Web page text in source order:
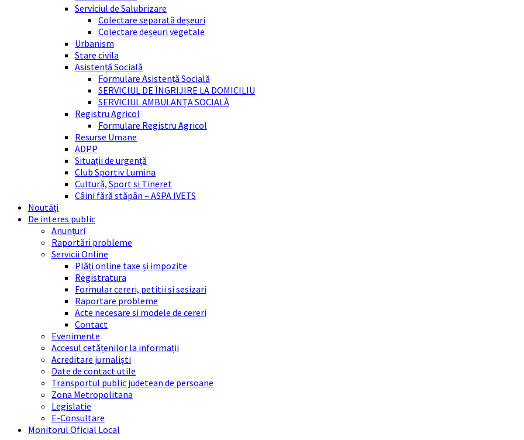
Serviciul de Salubrizare
Colectare separată deșeuri
Colectare deșeuri vegetale
Urbanism
Stare civila
Asistență Socială
Formulare Asistență Socială
SERVICIUL DE ÎNGRIJIRE LA DOMICILIU
SERVICIUL AMBULANȚA SOCIALĂ
Registru Agricol
Formulare Registru Agricol
Resurse Umane
ADPP
Situații de urgență
Club Sportiv Lumina
Cultură, Sport si Tineret
Câini fără stăpân – ASPA IVETS
Noutăți
De interes public
Anunțuri
Raportări probleme
Servicii Online
Plăți online taxe și impozite
Registratura
Formular cereri, petitii si sesizari
Raportare probleme
Acte necesare si modele de cereri
Contact
Evenimente
Accesul cetățenilor la informații
Acreditare jurnaliști
Date de contact utile
Transportul public judetean de persoane
Zona Metropolitana
Legislatie
E-Consultare
Monitorul Oficial Local